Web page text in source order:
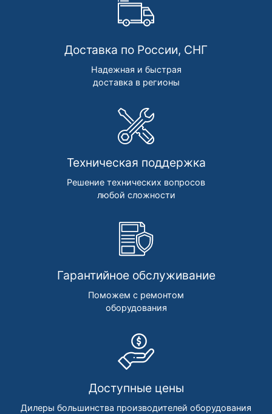
Доставка по России, СНГ
Надежная и быстрая
доставка в регионы
Техническая поддержка
Решение технических вопросов
любой сложности
Гарантийное обслуживание
Поможем с ремонтом
оборудования
Доступные цены
Дилеры большинства производителей оборудования